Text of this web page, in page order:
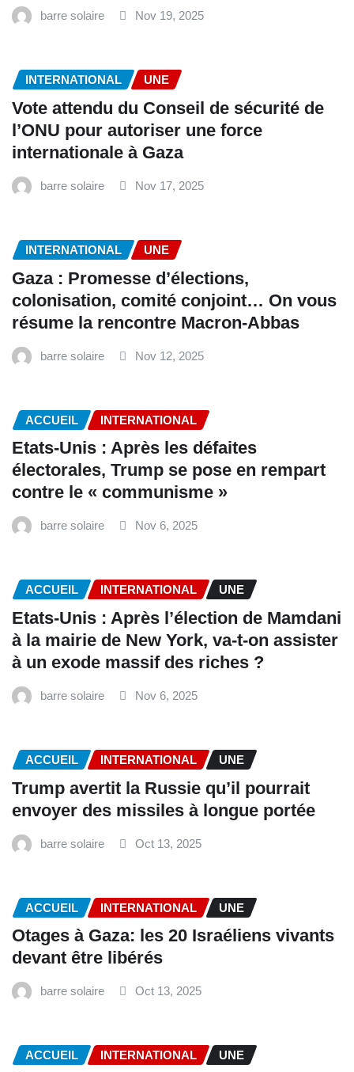
barre solaire Nov 19, 2025
INTERNATIONAL UNE
Vote attendu du Conseil de sécurité de
l’ONU pour autoriser une force
internationale à Gaza
barre solaire Nov 17, 2025
INTERNATIONAL UNE
Gaza : Promesse d’élections,
colonisation, comité conjoint… On vous
résume la rencontre Macron-Abbas
barre solaire Nov 12, 2025
ACCUEIL INTERNATIONAL
Etats-Unis : Après les défaites
électorales, Trump se pose en rempart
contre le « communisme »
barre solaire Nov 6, 2025
ACCUEIL INTERNATIONAL UNE
Etats-Unis : Après l’élection de Mamdani
à la mairie de New York, va-t-on assister
à un exode massif des riches ?
barre solaire Nov 6, 2025
ACCUEIL INTERNATIONAL UNE
Trump avertit la Russie qu’il pourrait
envoyer des missiles à longue portée
barre solaire Oct 13, 2025
ACCUEIL INTERNATIONAL UNE
Otages à Gaza: les 20 Israéliens vivants
devant être libérés
barre solaire Oct 13, 2025
ACCUEIL INTERNATIONAL UNE